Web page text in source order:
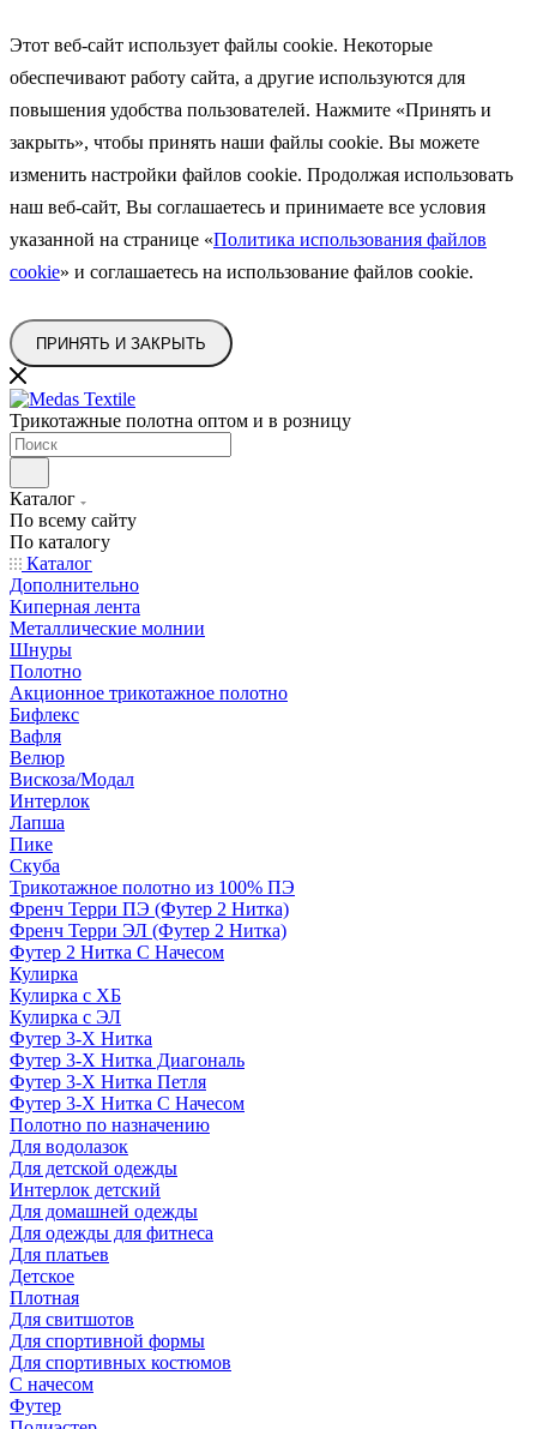
Этот веб-сайт использует файлы cookie. Некоторые
обеспечивают работу сайта, а другие используются для
повышения удобства пользователей. Нажмите «Принять и
закрыть», чтобы принять наши файлы cookie. Вы можете
изменить настройки файлов cookie. Продолжая использовать
наш веб-сайт, Вы соглашаетесь и принимаете все условия
указанной на странице «Политика использования файлов
cookie» и соглашаетесь на использование файлов cookie.
ПРИНЯТЬ И ЗАКРЫТЬ
Трикотажные полотна оптом и в розницу
Каталог
По всему сайту
По каталогу
Каталог
Дополнительно
Киперная лента
Металлические молнии
Шнуры
Полотно
Акционное трикотажное полотно
Бифлекс
Вафля
Велюр
Вискоза/Модал
Интерлок
Лапша
Пике
Скуба
Трикотажное полотно из 100% ПЭ
Френч Терри ПЭ (Футер 2 Нитка)
Френч Терри ЭЛ (Футер 2 Нитка)
Футер 2 Нитка С Начесом
Кулирка
Кулирка с ХБ
Кулирка с ЭЛ
Футер 3-Х Нитка
Футер 3-Х Нитка Диагональ
Футер 3-Х Нитка Петля
Футер 3-Х Нитка С Начесом
Полотно по назначению
Для водолазок
Для детской одежды
Интерлок детский
Для домашней одежды
Для одежды для фитнеса
Для платьев
Детское
Плотная
Для свитшотов
Для спортивной формы
Для спортивных костюмов
С начесом
Футер